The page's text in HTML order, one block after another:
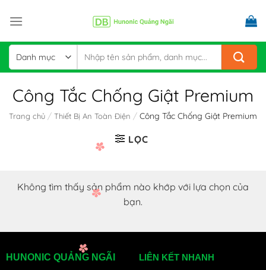
kiếm:
Công Tắc Chống Giật Premium
Trang chủ / Thiết Bị An Toàn Điện / Công Tắc Chống Giật Premium
LỌC
Không tìm thấy sản phẩm nào khớp với lựa chọn của
bạn.
HUNONIC QUẢNG NGÃI LIÊN KẾT NHANH